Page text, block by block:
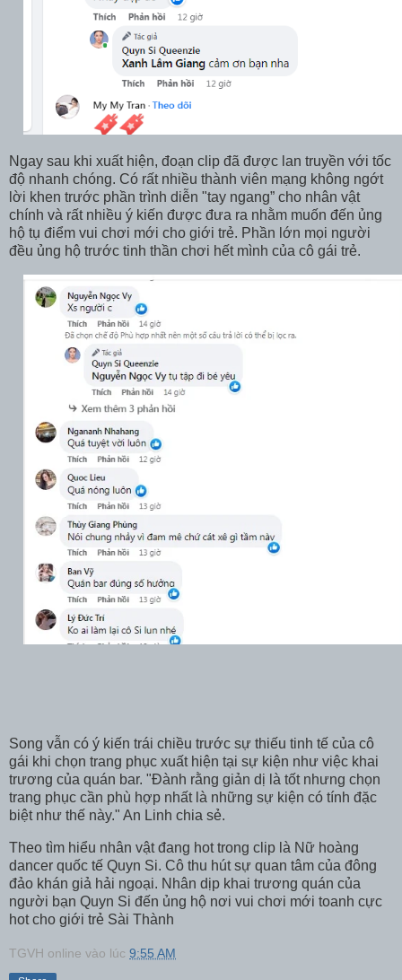
Ngay sau khi xuất hiện, đoạn clip đã được lan truyền với tốc
độ nhanh chóng. Có rất nhiều thành viên mạng không ngớt
lời khen trước phần trình diễn "tay ngang” cho nhân vật
chính và rất nhiều ý kiến được đưa ra nhằm muốn đến ủng
hộ tụ điểm vui chơi mới cho giới trẻ. Phần lớn mọi người
đều ủng hộ trước tinh thần chơi hết mình của cô gái trẻ.
Song vẫn có ý kiến trái chiều trước sự thiếu tinh tế của cô
gái khi chọn trang phục xuất hiện tại sự kiện như việc khai
trương của quán bar. "Đành rằng giản dị là tốt nhưng chọn
trang phục cần phù hợp nhất là những sự kiện có tính đặc
biệt như thế này." An Linh chia sẻ.
Theo tìm hiểu nhân vật đang hot trong clip là Nữ hoàng
dancer quốc tế Quyn Si. Cô thu hút sự quan tâm của đông
đảo khán giả hải ngoại. Nhân dịp khai trương quán của
người bạn Quyn Si đến ủng hộ nơi vui chơi mới toanh cực
hot cho giới trẻ Sài Thành
TGVH online vào lúc 9:55 AM